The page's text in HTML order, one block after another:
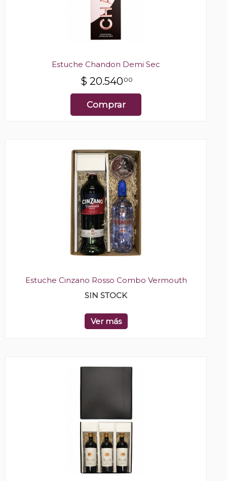
Estuche Chandon Demi Sec
$ 20.54000
Comprar
Estuche Cinzano Rosso Combo Vermouth
SIN STOCK
Ver más